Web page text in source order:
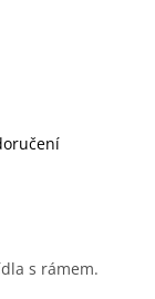
s rámem.